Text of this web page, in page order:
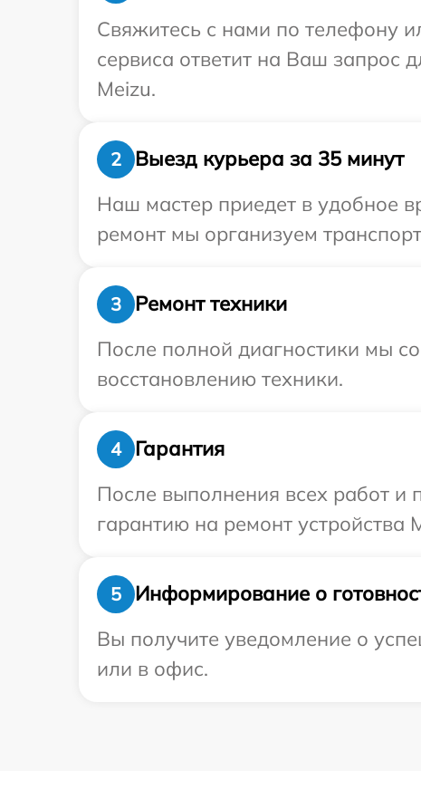
Свяжитесь с нами по телефону
сервиса ответит на Ваш запрос
Meizu.
2
Выезд курьера за 35 минут
Наш мастер приедет в удобное
ремонт мы организуем
3
Ремонт техники
После полной диагностики мы
восстановлению техники.
4
Гарантия
После выполнения всех работ
гарантию на ремонт устройства
5
Информирование о
Вы получите уведомление о
или в офис.